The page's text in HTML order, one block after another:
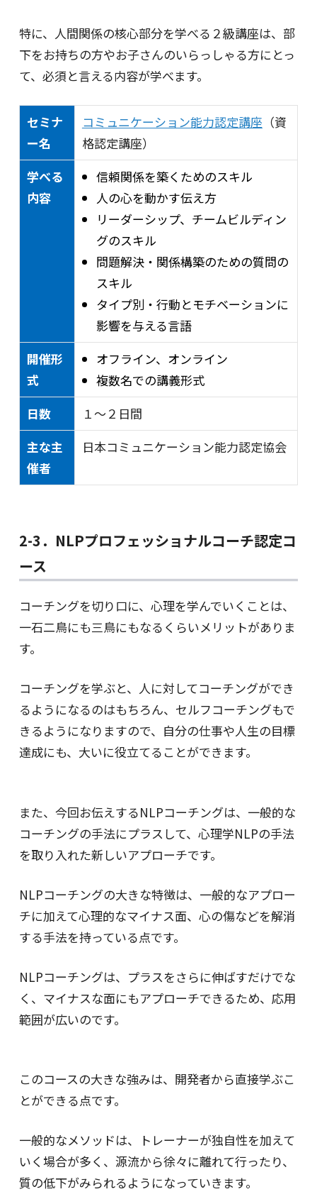
特に、人間関係の核心部分を学べる２級講座は、部
下をお持ちの方やお子さんのいらっしゃる方にとっ
て、必須と言える内容が学べます。
セミナ
ー名
コミュニケーション能力認定講座 （資
格認定講座）
学べる
内容
信頼関係を築くためのスキル
人の心を動かす伝え方
リーダーシップ、チームビルディン
グのスキル
問題解決・関係構築のための質問の
スキル
タイプ別・行動とモチベーションに
影響を与える言語
開催形
式
オフライン、オンライン
複数名での講義形式
日数
１～２日間
主な主
催者
日本コミュニケーション能力認定協会
2-3．NLPプロフェッショナルコーチ認定コ
ース
コーチングを切り口に、心理を学んでいくことは、
一石二鳥にも三鳥にもなるくらいメリットがありま
す。
コーチングを学ぶと、人に対してコーチングができ
るようになるのはもちろん、セルフコーチングもで
きるようになりますので、自分の仕事や人生の目標
達成にも、大いに役立てることができます。
また、今回お伝えするNLPコーチングは、一般的な
コーチングの手法にプラスして、心理学NLPの手法
を取り入れた新しいアプローチです。
NLPコーチングの大きな特徴は、一般的なアプロー
チに加えて心理的なマイナス面、心の傷などを解消
する手法を持っている点です。
NLPコーチングは、プラスをさらに伸ばすだけでな
く、マイナスな面にもアプローチできるため、応用
範囲が広いのです。
このコースの大きな強みは、開発者から直接学ぶこ
とができる点です。
一般的なメソッドは、トレーナーが独自性を加えて
いく場合が多く、源流から徐々に離れて行ったり、
質の低下がみられるようになっていきます。